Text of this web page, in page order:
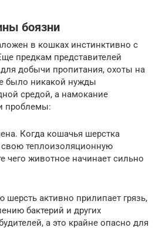
боязни
в кошках инстинктивно с
предкам представителей
добычи пропитания, охоты на
было никакой нужды
средой, а намокание
проблемы:
Когда кошачья шерстка
свою теплоизоляционную
чего животное начинает сильно
активно прилипает грязь,
бактерий и других
а это крайне опасно для